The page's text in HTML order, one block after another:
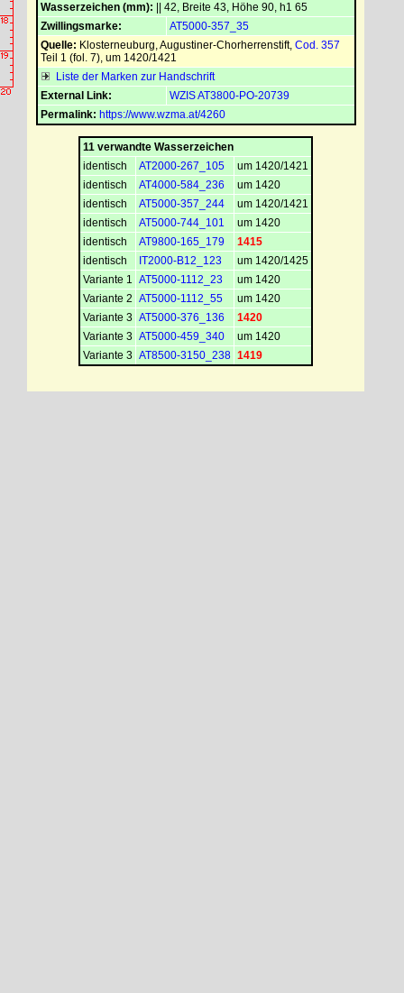
Wasserzeichen (mm): || 42, Breite 43, Höhe 90, h1 65
Zwillingsmarke:
AT5000-357_35
Quelle: Klosterneuburg, Augustiner-Chorherrenstift, Cod. 357
Teil 1 (fol. 7), um 1420/1421
Liste der Marken zur Handschrift
External Link:
WZIS AT3800-PO-20739
Permalink: https://www.wzma.at/4260
11 verwandte Wasserzeichen
identisch
AT2000-267_105
um 1420/1421
identisch
AT4000-584_236
um 1420
identisch
AT5000-357_244
um 1420/1421
identisch
AT5000-744_101
um 1420
identisch
AT9800-165_179
1415
identisch
IT2000-B12_123
um 1420/1425
Variante 1 AT5000-1112_23
um 1420
Variante 2 AT5000-1112_55
um 1420
Variante 3 AT5000-376_136
1420
Variante 3 AT5000-459_340
um 1420
Variante 3 AT8500-3150_238 1419